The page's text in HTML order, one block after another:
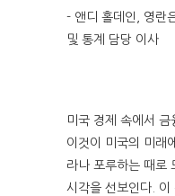
- 앤디 홀데인, 영란
및 통계 담당 이사
미국 경제 속에서
이것이 미국의 미래
라나 포루하는 때로
시각을 선보인다. 이